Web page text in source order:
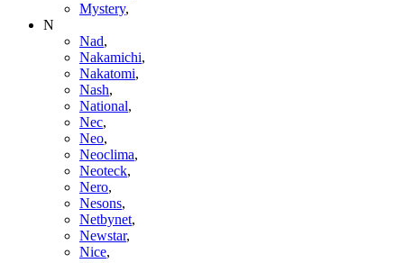
Mystery,
N
Nad,
Nakamichi,
Nakatomi,
Nash,
National,
Nec,
Neo,
Neoclima,
Neoteck,
Nero,
Nesons,
Netbynet,
Newstar,
Nice,